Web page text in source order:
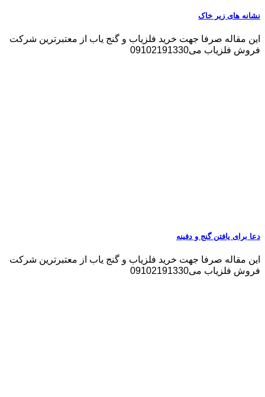
نشانه های زیر خاک
این مقاله صرفا جهت خرید فلزیاب و گنج یاب از معتبرترین شرکت
فروش فلزیاب می09102191330
دعا برای یافتن گنج و دفینه
این مقاله صرفا جهت خرید فلزیاب و گنج یاب از معتبرترین شرکت
فروش فلزیاب می09102191330